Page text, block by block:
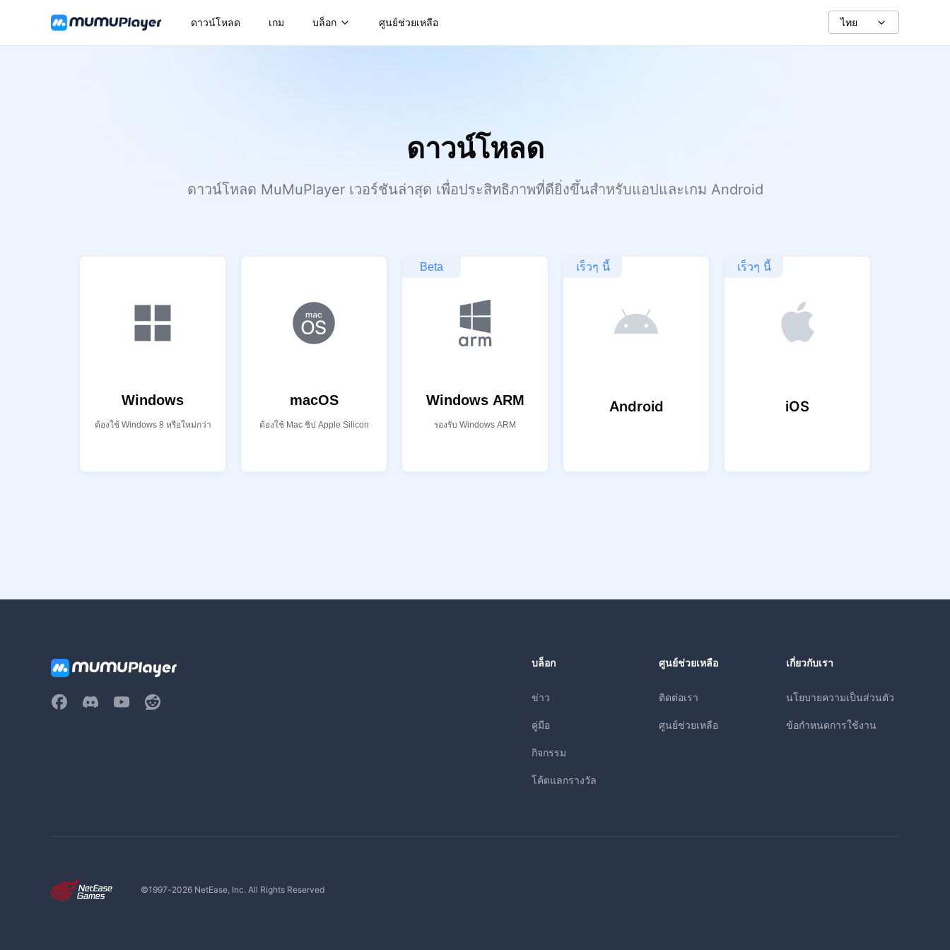
ดาวน์โหลด เกม บล็อก ศูนย์ช่วยเหลือ ไทย
ดาวน์โหลด
ดาวน์โหลด MuMuPlayer เวอร์ชันล่าสุด เพื่อประสิทธิภาพที่ดียิ่งขึ้นสำหรับแอปและเกม Android
Windows
ต้องใช้ Windows 8 หรือใหม่กว่า
macOS
ต้องใช้ Mac ชิป Apple Silicon
Windows ARM
รองรับ Windows ARM
Beta
Android
เร็วๆ นี้
iOS
เร็วๆ นี้
บล็อก
ข่าว
คู่มือ
กิจกรรม
โค้ดแลกรางวัล
ศูนย์ช่วยเหลือ
ติดต่อเรา
ศูนย์ช่วยเหลือ
เกี่ยวกับเรา
นโยบายความเป็นส่วนตัว
ข้อกำหนดการใช้งาน
©1997-2026NetEase, Inc. All Rights Reserved